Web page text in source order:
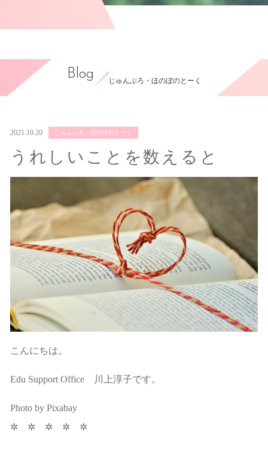
Blog
じゅんぶろ・ほのぼのとーく
2021.10.20 じゅんぶろ・ほのぼのとーく
うれしいことを数えると
こんにちは。
Edu Support Office 川上淳子です。
Photo by Pixabay
✲ ✲ ✲ ✲ ✲